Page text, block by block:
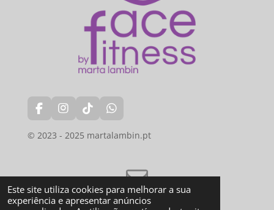
Este site utiliza cookies para melhorar a sua
experiência e apresentar anúncios
F
c
o
k
I
s
r
a
m
T
k
W
a
p
p
© 2023 - 2025 martalambin.pt
Termos & Condições (Gerais)